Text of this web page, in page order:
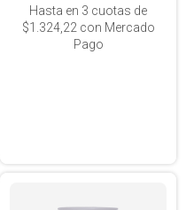
Hasta en 3 cuotas de
$1.324,22 con Mercado
Pago